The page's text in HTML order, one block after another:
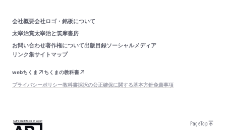
会社概要会社ロゴ・銘板について
太宰治賞太宰治と筑摩書房
お問い合わせ著作権について出版目録ソーシャルメディア
リンク集サイトマップ
webちくま
ちくまの教科書
プライバシーポリシー教科書採択の公正確保に関する基本方針免責事項
PageTop